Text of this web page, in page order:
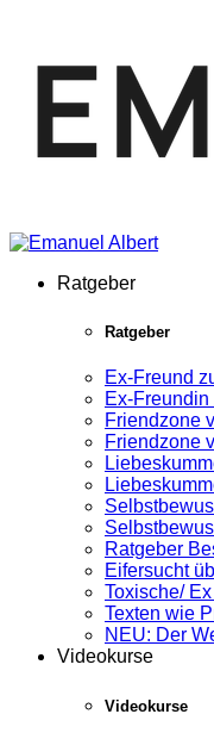
Ratgeber
Ratgeber
Ex-Freund
Ex-
Friendzone
Friendzone
Ratgeber
Eifersucht
Toxische/
Texten wie
NEU: Der
Videokurse
Videokurse